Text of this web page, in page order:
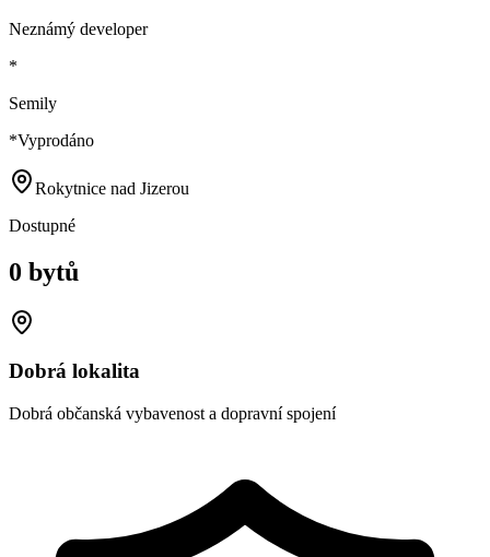
Neznámý developer
*
Semily
*Vyprodáno
Rokytnice nad Jizerou
Dostupné
0 bytů
Dobrá lokalita
Dobrá občanská vybavenost a dopravní spojení